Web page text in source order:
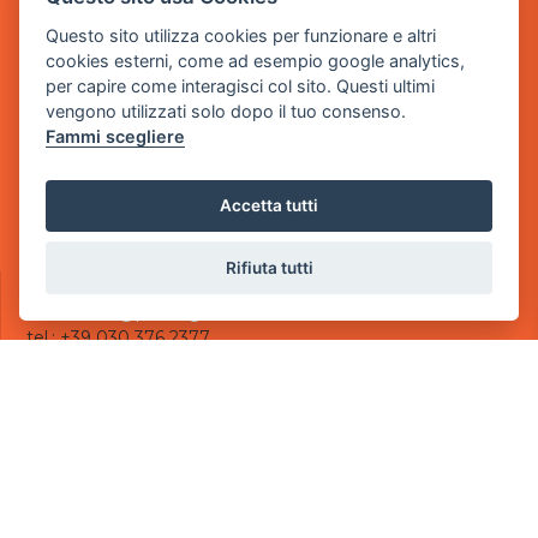
Sede Legale
via Villaggio dei Platani, 3
- 25014 Castenedolo, Brescia
Sede Operativa
Partita iva 03308130982
Cod. SDI: USAL8PV
tel.: +39 030 376 2377
Questo sito utilizza cookies per funzionare e altri
cookies esterni, come ad esempio google analytics,
per capire come interagisci col sito. Questi ultimi
vengono utilizzati solo dopo il tuo consenso.
Fammi scegliere
Accetta tutti
Rifiuta tutti